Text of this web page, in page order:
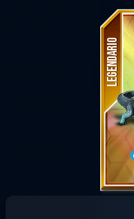
LEGENDARIO